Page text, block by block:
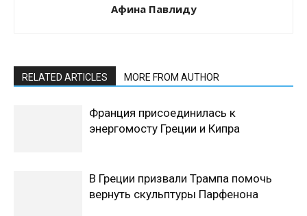
Афина Павлиду
RELATED ARTICLES MORE FROM AUTHOR
Франция присоединилась к
энергомосту Греции и Кипра
В Греции призвали Трампа помочь
вернуть скульптуры Парфенона